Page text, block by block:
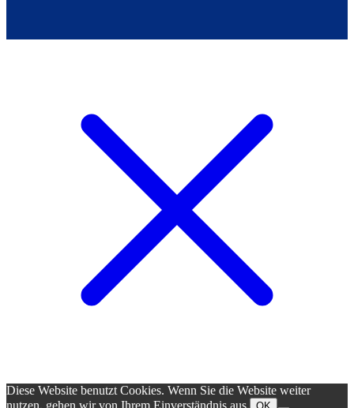
Diese Website benutzt Cookies. Wenn Sie die Website weiter